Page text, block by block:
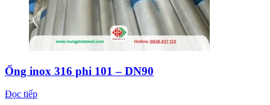
Ống inox 316 phi 101 – DN90
Đọc tiếp